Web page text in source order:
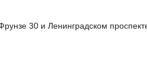
30 и Ленинградском